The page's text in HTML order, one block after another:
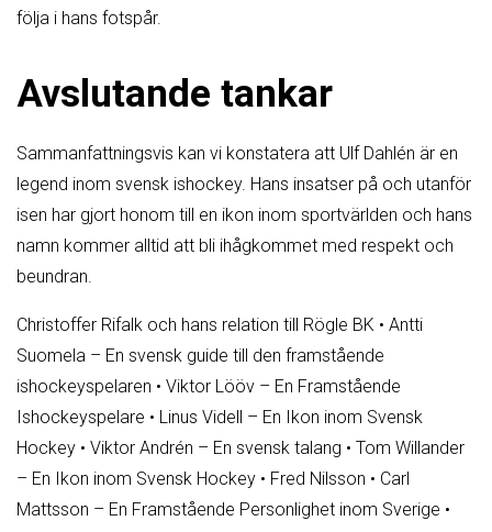
följa i hans fotspår.
Avslutande tankar
Sammanfattningsvis kan vi konstatera att Ulf Dahlén är en
legend inom svensk ishockey. Hans insatser på och utanför
isen har gjort honom till en ikon inom sportvärlden och hans
namn kommer alltid att bli ihågkommet med respekt och
beundran.
Christoffer Rifalk och hans relation till Rögle BK • Antti
Suomela – En svensk guide till den framstående
ishockeyspelaren • Viktor Lööv – En Framstående
Ishockeyspelare • Linus Videll – En Ikon inom Svensk
Hockey • Viktor Andrén – En svensk talang • Tom Willander
– En Ikon inom Svensk Hockey • Fred Nilsson • Carl
Mattsson – En Framstående Personlighet inom Sverige •